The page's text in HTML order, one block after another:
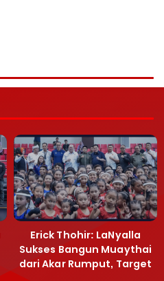
Erick Thohir: LaNyalla
Sukses Bangun Muaythai
dari Akar Rumput, Target